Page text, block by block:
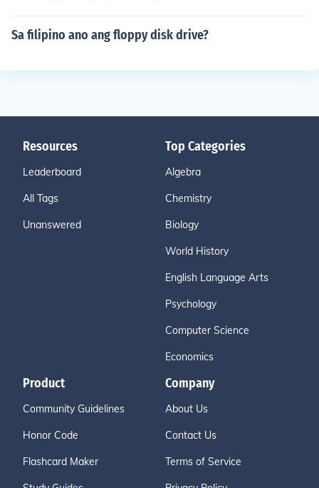
Sa filipino ano ang floppy disk drive?
Resources
Leaderboard
All Tags
Unanswered
Top Categories
Algebra
Chemistry
Biology
World History
English Language Arts
Psychology
Computer Science
Economics
Product
Community Guidelines
Honor Code
Flashcard Maker
Company
About Us
Contact Us
Terms of Service